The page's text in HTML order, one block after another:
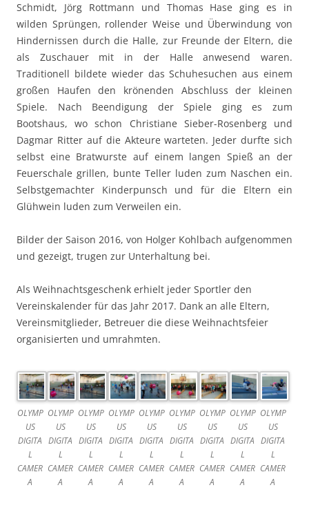
Schmidt, Jörg Rottmann und Thomas Hase ging es in
wilden Sprüngen, rollender Weise und Überwindung von
Hindernissen durch die Halle, zur Freunde der Eltern, die
als Zuschauer mit in der Halle anwesend waren.
Traditionell bildete wieder das Schuhesuchen aus einem
großen Haufen den krönenden Abschluss der kleinen
Spiele. Nach Beendigung der Spiele ging es zum
Bootshaus, wo schon Christiane Sieber-Rosenberg und
Dagmar Ritter auf die Akteure warteten. Jeder durfte sich
selbst eine Bratwurste auf einem langen Spieß an der
Feuerschale grillen, bunte Teller luden zum Naschen ein.
Selbstgemachter Kinderpunsch und für die Eltern ein
Glühwein luden zum Verweilen ein.
Bilder der Saison 2016, von Holger Kohlbach aufgenommen
und gezeigt, trugen zur Unterhaltung bei.
Als Weihnachtsgeschenk erhielt jeder Sportler den
Vereinskalender für das Jahr 2017. Dank an alle Eltern,
Vereinsmitglieder, Betreuer die diese Weihnachtsfeier
organisierten und umrahmten.
OLYMP
US
DIGITA
L
CAMER
A
OLYMP
US
DIGITA
L
CAMER
A
OLYMP
US
DIGITA
L
CAMER
A
OLYMP
US
DIGITA
L
CAMER
A
OLYMP
US
DIGITA
L
CAMER
A
OLYMP
US
DIGITA
L
CAMER
A
OLYMP
US
DIGITA
L
CAMER
A
OLYMP
US
DIGITA
L
CAMER
A
OLYMP
US
DIGITA
L
CAMER
A